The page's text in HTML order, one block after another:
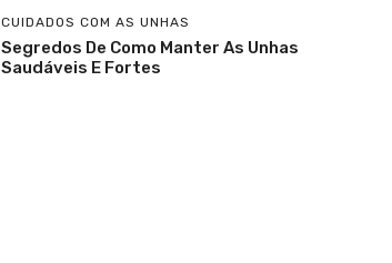
CUIDADOS COM AS UNHAS
Segredos De Como Manter As Unhas
Saudáveis E Fortes